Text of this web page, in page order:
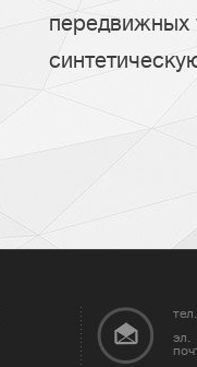
передвижных
эл.